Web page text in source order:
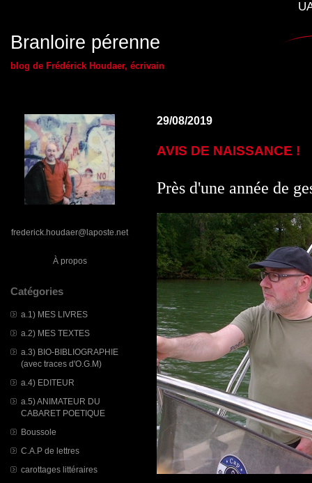
Branloire pérenne
blog de Frédérick Houdaer, écrivain
frederick.houdaer@laposte.net
À propos
Catégories
a.1) MES LIVRES
a.2) MES TEXTES
a.3) BIO-BIBLIOGRAPHIE
(avec traces d'O.G.M)
a.4) EDITEUR
a.5) ANIMATEUR DU
CABARET POETIQUE
Boussole
C.A.P de lettres
carottages littéraires
29/08/2019
AVIS DE NAISSANCE !
Près d'une année de